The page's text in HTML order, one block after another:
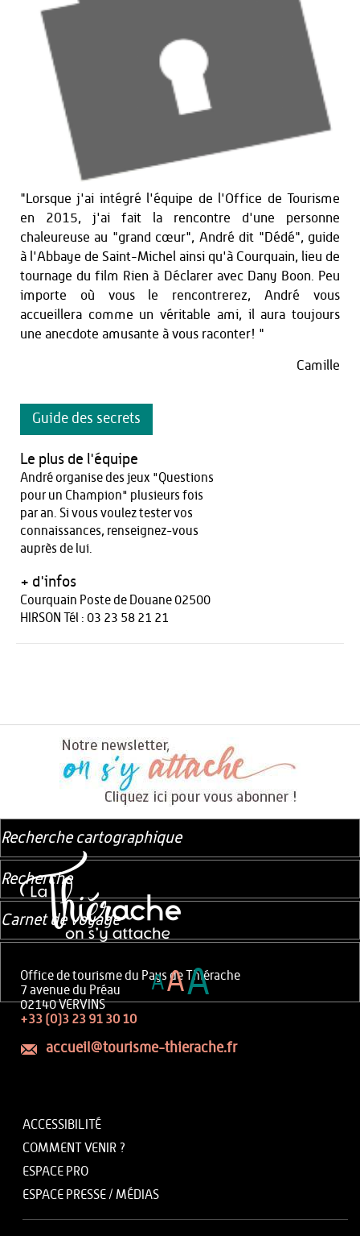
"Lorsque j'ai intégré l'équipe de l'Office de Tourisme
en 2015, j'ai fait la rencontre d'une personne
chaleureuse au "grand cœur", André dit "Dédé", guide
à l'Abbaye de Saint-Michel ainsi qu'à Courquain, lieu de
tournage du film Rien à Déclarer avec Dany Boon. Peu
importe où vous le rencontrerez, André vous
accueillera comme un véritable ami, il aura toujours
une anecdote amusante à vous raconter! "
Camille
Guide des secrets
Le plus de l'équipe
André organise des jeux "Questions
pour un Champion" plusieurs fois
par an. Si vous voulez tester vos
connaissances, renseignez-vous
auprès de lui.
+ d'infos
Courquain Poste de Douane 02500
HIRSON Tél : 03 23 58 21 21
Office de tourisme du Pays de Thiérache
7 avenue du Préau
02140 VERVINS
+33 (0)3 23 91 30 10
accueil@tourisme-thierache.fr
ACCESSIBILITÉ
COMMENT VENIR ?
ESPACE PRO
ESPACE PRESSE / MÉDIAS
Recherche cartographique
Recherche
Carnet de voyage
AAA